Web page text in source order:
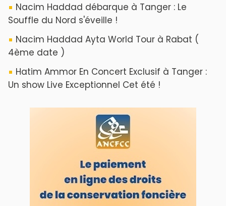
Nacim Haddad débarque à Tanger : Le
Souffle du Nord s'éveille !
Nacim Haddad Ayta World Tour à Rabat (
4ème date )
Hatim Ammor En Concert Exclusif à Tanger :
Un show Live Exceptionnel Cet été !